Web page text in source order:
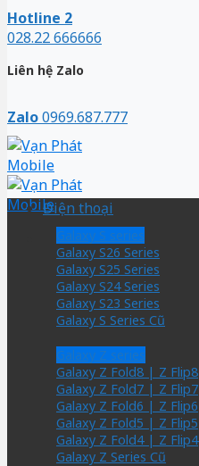
Hotline 2
028.22 666666
Liên hệ Zalo
Zalo0969.687.777
Điện thoại
Galaxy S series
Galaxy S26 Series
Galaxy S25 Series
Galaxy S24 Series
Galaxy S23 Series
Galaxy S Series Cũ
Galaxy Z series
Galaxy Z Fold8 | Z Flip8
Galaxy Z Fold7 | Z Flip7
Galaxy Z Fold6 | Z Flip6
Galaxy Z Fold5 | Z Flip5
Galaxy Z Fold4 | Z Flip4
Galaxy Z Series Cũ